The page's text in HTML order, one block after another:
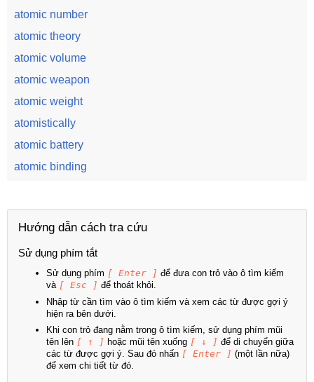
atomic number
atomic theory
atomic volume
atomic weapon
atomic weight
atomistically
atomic battery
atomic binding
Hướng dẫn cách tra cứu
Sử dụng phím tắt
Sử dụng phím [ Enter ] để đưa con trỏ vào ô tìm kiếm
và [ Esc ] để thoát khỏi.
Nhập từ cần tìm vào ô tìm kiếm và xem các từ được gợi ý
hiện ra bên dưới.
Khi con trỏ đang nằm trong ô tìm kiếm, sử dụng phím mũi
tên lên [ ↑ ] hoặc mũi tên xuống [ ↓ ] để di chuyển giữa
các từ được gợi ý. Sau đó nhấn [ Enter ] (một lần nữa)
để xem chi tiết từ đó.